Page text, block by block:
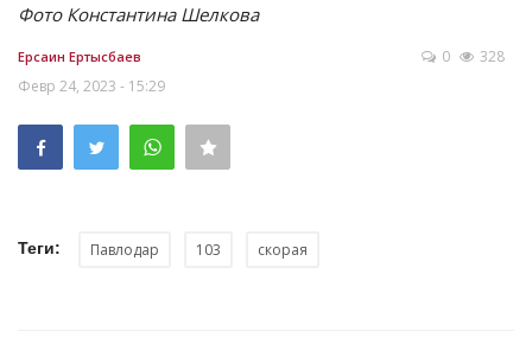
Фото Константина Шелкова
Ерсаин Ертысбаев
Февр 24, 2023 - 15:29
0 328
Теги: Павлодар 103 скорая